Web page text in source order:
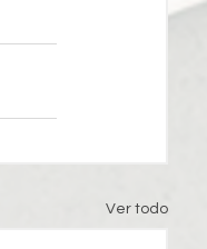
Ver todo